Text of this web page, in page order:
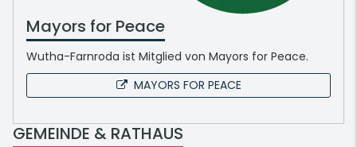
Mayors for Peace
Wutha-Farnroda ist Mitglied von Mayors for Peace.
MAYORS FOR PEACE
GEMEINDE & RATHAUS